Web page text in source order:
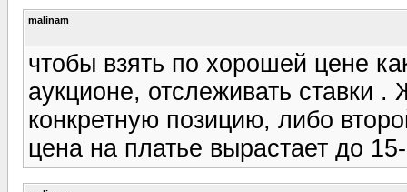
malinam
чтобы взять по хорошей цене
аукционе, отслеживать ставки .
конкретную позицию, либо
цена на платье вырастает до